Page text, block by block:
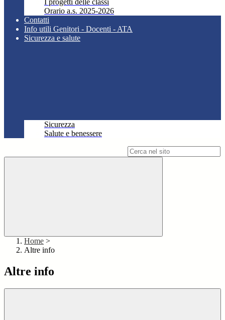
I progetti delle classi
Orario a.s. 2025-2026
Contatti
Info utili Genitori - Docenti - ATA
Sicurezza e salute
Sicurezza
Salute e benessere
Home >
Altre info
Altre info